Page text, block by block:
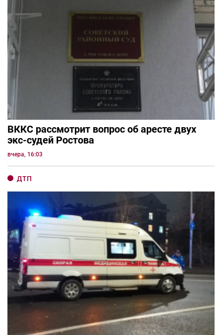
ВККС рассмотрит вопрос об аресте двух
экс-судей Ростова
вчера, 16:03
ДТП